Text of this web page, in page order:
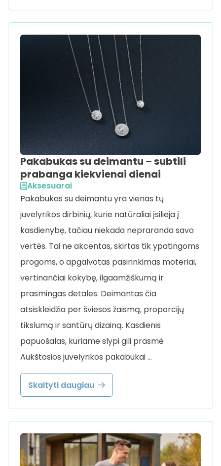
Pakabukas su deimantu – subtili
prabanga kiekvienai dienai
Aksesuarai
Pakabukas su deimantu yra vienas tų
juvelyrikos dirbinių, kurie natūraliai įsilieja į
kasdienybę, tačiau niekada nepraranda savo
vertės. Tai ne akcentas, skirtas tik ypatingoms
progoms, o apgalvotas pasirinkimas moteriai,
vertinančiai kokybę, ilgaamžiškumą ir
prasmingas detales. Deimantas čia
atsiskleidžia per šviesos žaismą, proporcijų
tikslumą ir santūrų dizainą. Kasdienis
papuošalas, kuriame slypi gili prasmė
Aukštosios juvelyrikos pakabukai …
Skaityti daugiau